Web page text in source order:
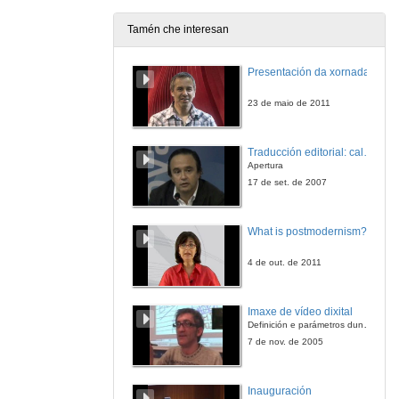
Tamén che interesan
Presentación da xornada
23 de maio de 2011
Apertura
17 de set. de 2007
What is postmodernism?
4 de out. de 2011
Imaxe de vídeo dixital
Definición e parámetros dunha imaxe dixital. Resolución e Aspecto. Profundidade da cor. Compresión. Frame por segundo. Entrelazado. Campos, cadros
7 de nov. de 2005
Inauguración